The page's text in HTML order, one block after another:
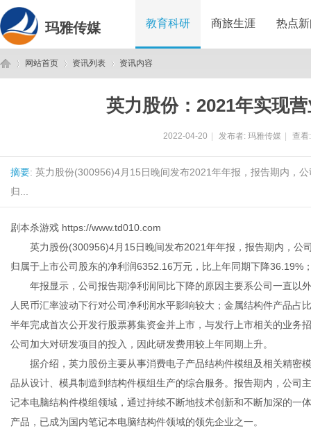
玛雅传媒 教育科研 商旅生涯 热点
网站首页 资讯列表 资讯内容
英力股份：2021年实现
2022-04-20 发布者: 玛雅传媒 查
摘要: 英力股份(300956)4月15日晚间发布2021年年报，报告期内，
归...
剧本杀游戏 https://www.td010.com
英力股份(300956)4月15日晚间发布2021年年报，报告期内，公
归属于上市公司股东的净利润6352.16万元，比上年同期下降36.19%
年报显示，公司报告期净利润同比下降的原因主要系公司一直以
人民币汇率波动下行对公司净利润水平影响较大；金属结构件产品
半年完成首次公开发行股票募集资金并上市，与发行上市相关的业务
公司加大对研发项目的投入，因此研发费用较上年同期上升。
据介绍，英力股份主要从事消费电子产品结构件模组及相关精密
品从设计、模具制造到结构件模组生产的综合服务。报告期内，公司
记本电脑结构件模组领域，通过持续不断地技术创新和不断加深的一
产品，已成为国内笔记本电脑结构件领域的领先企业之一。